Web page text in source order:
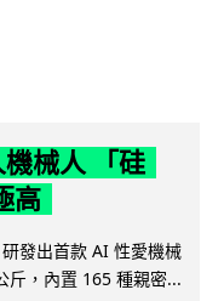
械人 「硅
高
發出首款 AI 性愛機械
斤，內置 165 種親密...